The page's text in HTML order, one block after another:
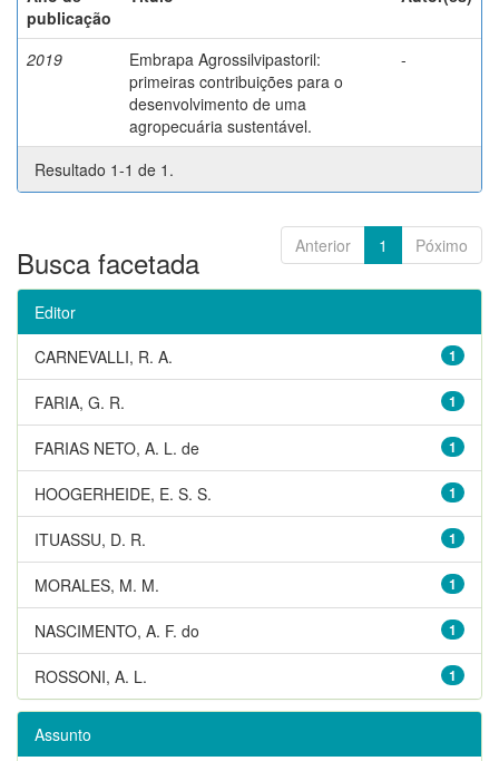
publicação
2019
Embrapa Agrossilvipastoril:
primeiras contribuições para o
desenvolvimento de uma
agropecuária sustentável.
-
Resultado 1-1 de 1.
Anterior 1 Póximo
Busca facetada
Editor
1
CARNEVALLI, R. A.
1
FARIA, G. R.
1
FARIAS NETO, A. L. de
1
HOOGERHEIDE, E. S. S.
1
ITUASSU, D. R.
1
MORALES, M. M.
1
NASCIMENTO, A. F. do
1
ROSSONI, A. L.
Assunto